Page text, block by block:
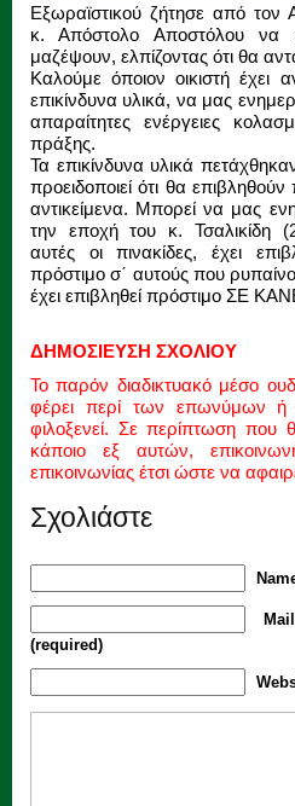
Εξωραϊστικού ζήτησε από τον
κ. Απόστολο Αποστόλου να
μαζέψουν, ελπίζοντας ότι θα
Καλούμε όποιον οικιστή έχει
επικίνδυνα υλικά, να μας
απαραίτητες ενέργειες
πράξης.
Τα επικίνδυνα υλικά
προειδοποιεί ότι θα
αντικείμενα. Μπορεί να μας
την εποχή του κ. Τσαλικίδη
αυτές οι πινακίδες, έχει
πρόστιμο σ΄ αυτούς που
έχει επιβληθεί πρόστιμο ΣΕ
ΔΗΜΟΣΙΕΥΣΗ ΣΧΟΛΙΟΥ
Το παρόν διαδικτυακό μέσο
φέρει περί των επωνύμων
φιλοξενεί. Σε περίπτωση που
κάποιο εξ αυτών,
επικοινωνίας έτσι ώστε να
Σχολιάστε
(required)